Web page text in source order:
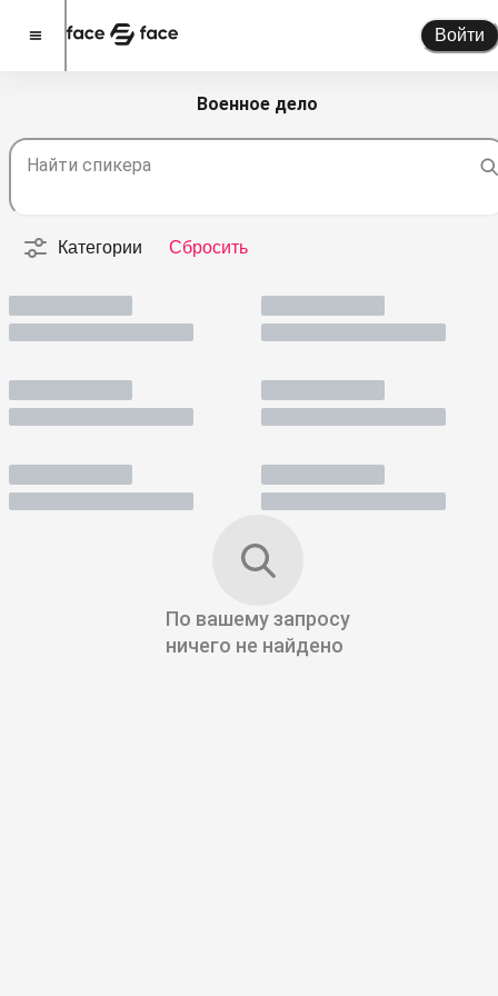
Войти
Стать спикером
Новости
Спикеры
Партнерство
Военное дело
Найти спикера
Категории Сбросить
По вашему запросу
ничего не найдено